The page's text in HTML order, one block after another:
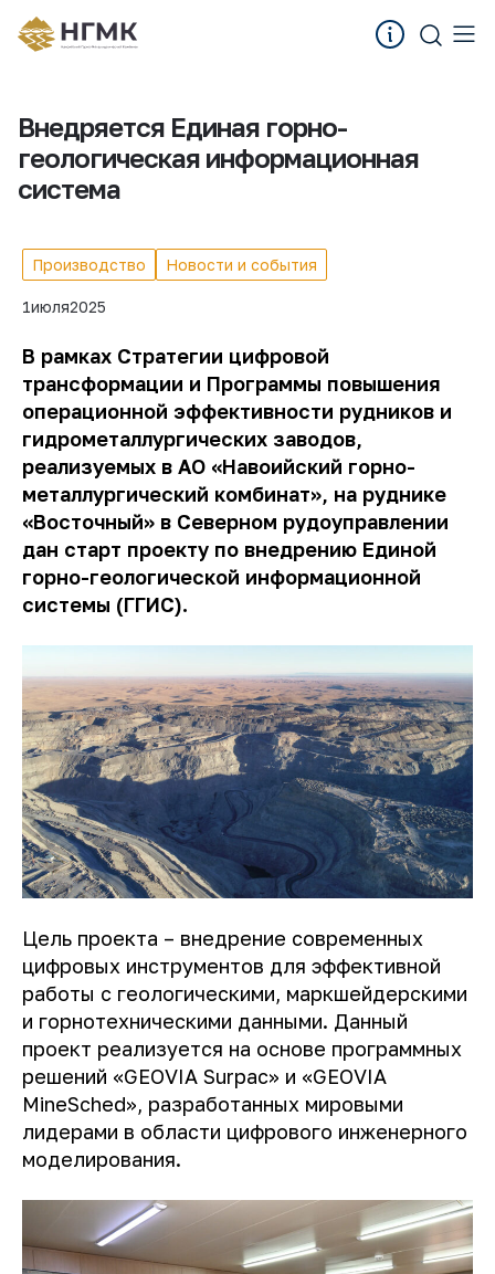
Внедряется Единая горно-
геологическая информационная
система
Производство Новости и события
1июля2025
В рамках Стратегии цифровой
трансформации и Программы повышения
операционной эффективности рудников и
гидрометаллургических заводов,
реализуемых в АО «Навоийский горно-
металлургический комбинат», на руднике
«Восточный» в Северном рудоуправлении
дан старт проекту по внедрению Единой
горно-геологической информационной
системы (ГГИС).
Цель проекта – внедрение современных
цифровых инструментов для эффективной
работы с геологическими, маркшейдерскими
и горнотехническими данными. Данный
проект реализуется на основе программных
решений «GEOVIA Surpac» и «GEOVIA
MineSched», разработанных мировыми
лидерами в области цифрового инженерного
моделирования.